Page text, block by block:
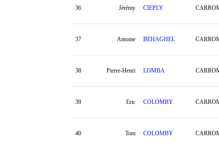
36 Jérémy CIEPLY
37 Antoine BEHAGHEL
38 Pierre-Henri LOMBA
39 Eric COLOMBY
40 Tom COLOMBY